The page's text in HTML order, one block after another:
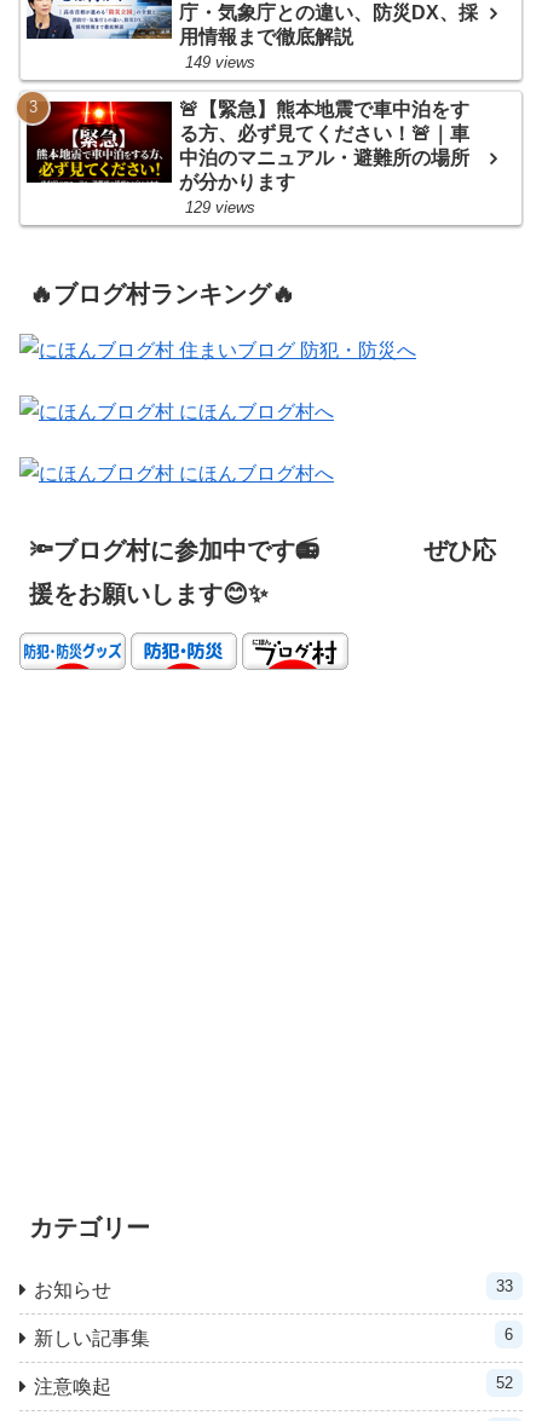
庁・気象庁との違い、防災DX、採
用情報まで徹底解説
149 views
🚨【緊急】熊本地震で車中泊をす
る方、必ず見てください！🚨｜車
中泊のマニュアル・避難所の場所
が分かります
129 views
🔥ブログ村ランキング🔥
🔦ブログ村に参加中です📻 ぜひ応
援をお願いします😊✨
カテゴリー
お知らせ 33
新しい記事集 6
注意喚起 52